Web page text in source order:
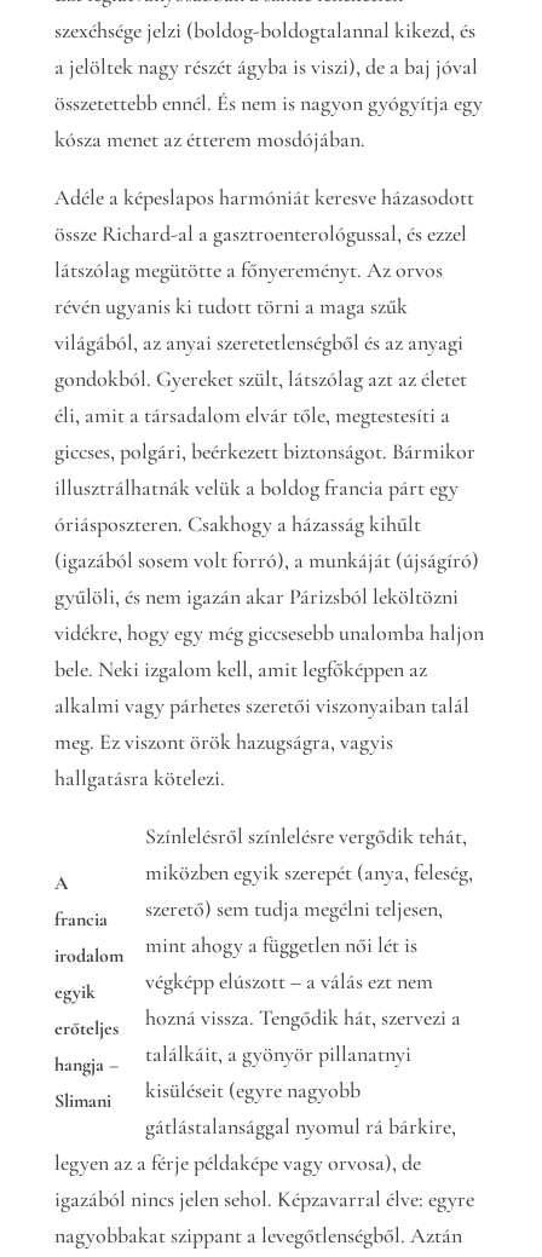
szexéhsége jelzi (boldog-boldogtalannal kikezd, és
a jelöltek nagy részét ágyba is viszi), de a baj jóval
összetettebb ennél. És nem is nagyon gyógyítja egy
kósza menet az étterem mosdójában.
Adéle a képeslapos harmóniát keresve házasodott
össze Richard-al a gasztroenterológussal, és ezzel
látszólag megütötte a főnyereményt. Az orvos
révén ugyanis ki tudott törni a maga szűk
világából, az anyai szeretetlenségből és az anyagi
gondokból. Gyereket szült, látszólag azt az életet
éli, amit a társadalom elvár tőle, megtestesíti a
giccses, polgári, beérkezett biztonságot. Bármikor
illusztrálhatnák velük a boldog francia párt egy
óriásposzteren. Csakhogy a házasság kihűlt
(igazából sosem volt forró), a munkáját (újságíró)
gyűlöli, és nem igazán akar Párizsból leköltözni
vidékre, hogy egy még giccsesebb unalomba haljon
bele. Neki izgalom kell, amit legfőképpen az
alkalmi vagy párhetes szeretői viszonyaiban talál
meg. Ez viszont örök hazugságra, vagyis
hallgatásra kötelezi.
A
francia
irodalom
egyik
erőteljes
hangja –
Slimani
Színlelésről színlelésre vergődik tehát,
miközben egyik szerepét (anya, feleség,
szerető) sem tudja megélni teljesen,
mint ahogy a független női lét is
végképp elúszott – a válás ezt nem
hozná vissza. Tengődik hát, szervezi a
találkáit, a gyönyör pillanatnyi
kisüléseit (egyre nagyobb
gátlástalansággal nyomul rá bárkire,
legyen az a férje példaképe vagy orvosa), de
igazából nincs jelen sehol. Képzavarral élve: egyre
nagyobbakat szippant a levegőtlenségből. Aztán